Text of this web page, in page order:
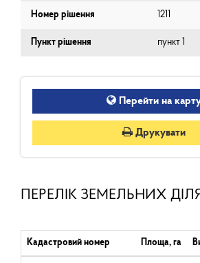
Номер рішення 1211
Пункт рішення пункт 1
Перейти на
Друкувати
ПЕРЕЛІК ЗЕМЕЛЬНИХ
Кадастровий номер Площа, га